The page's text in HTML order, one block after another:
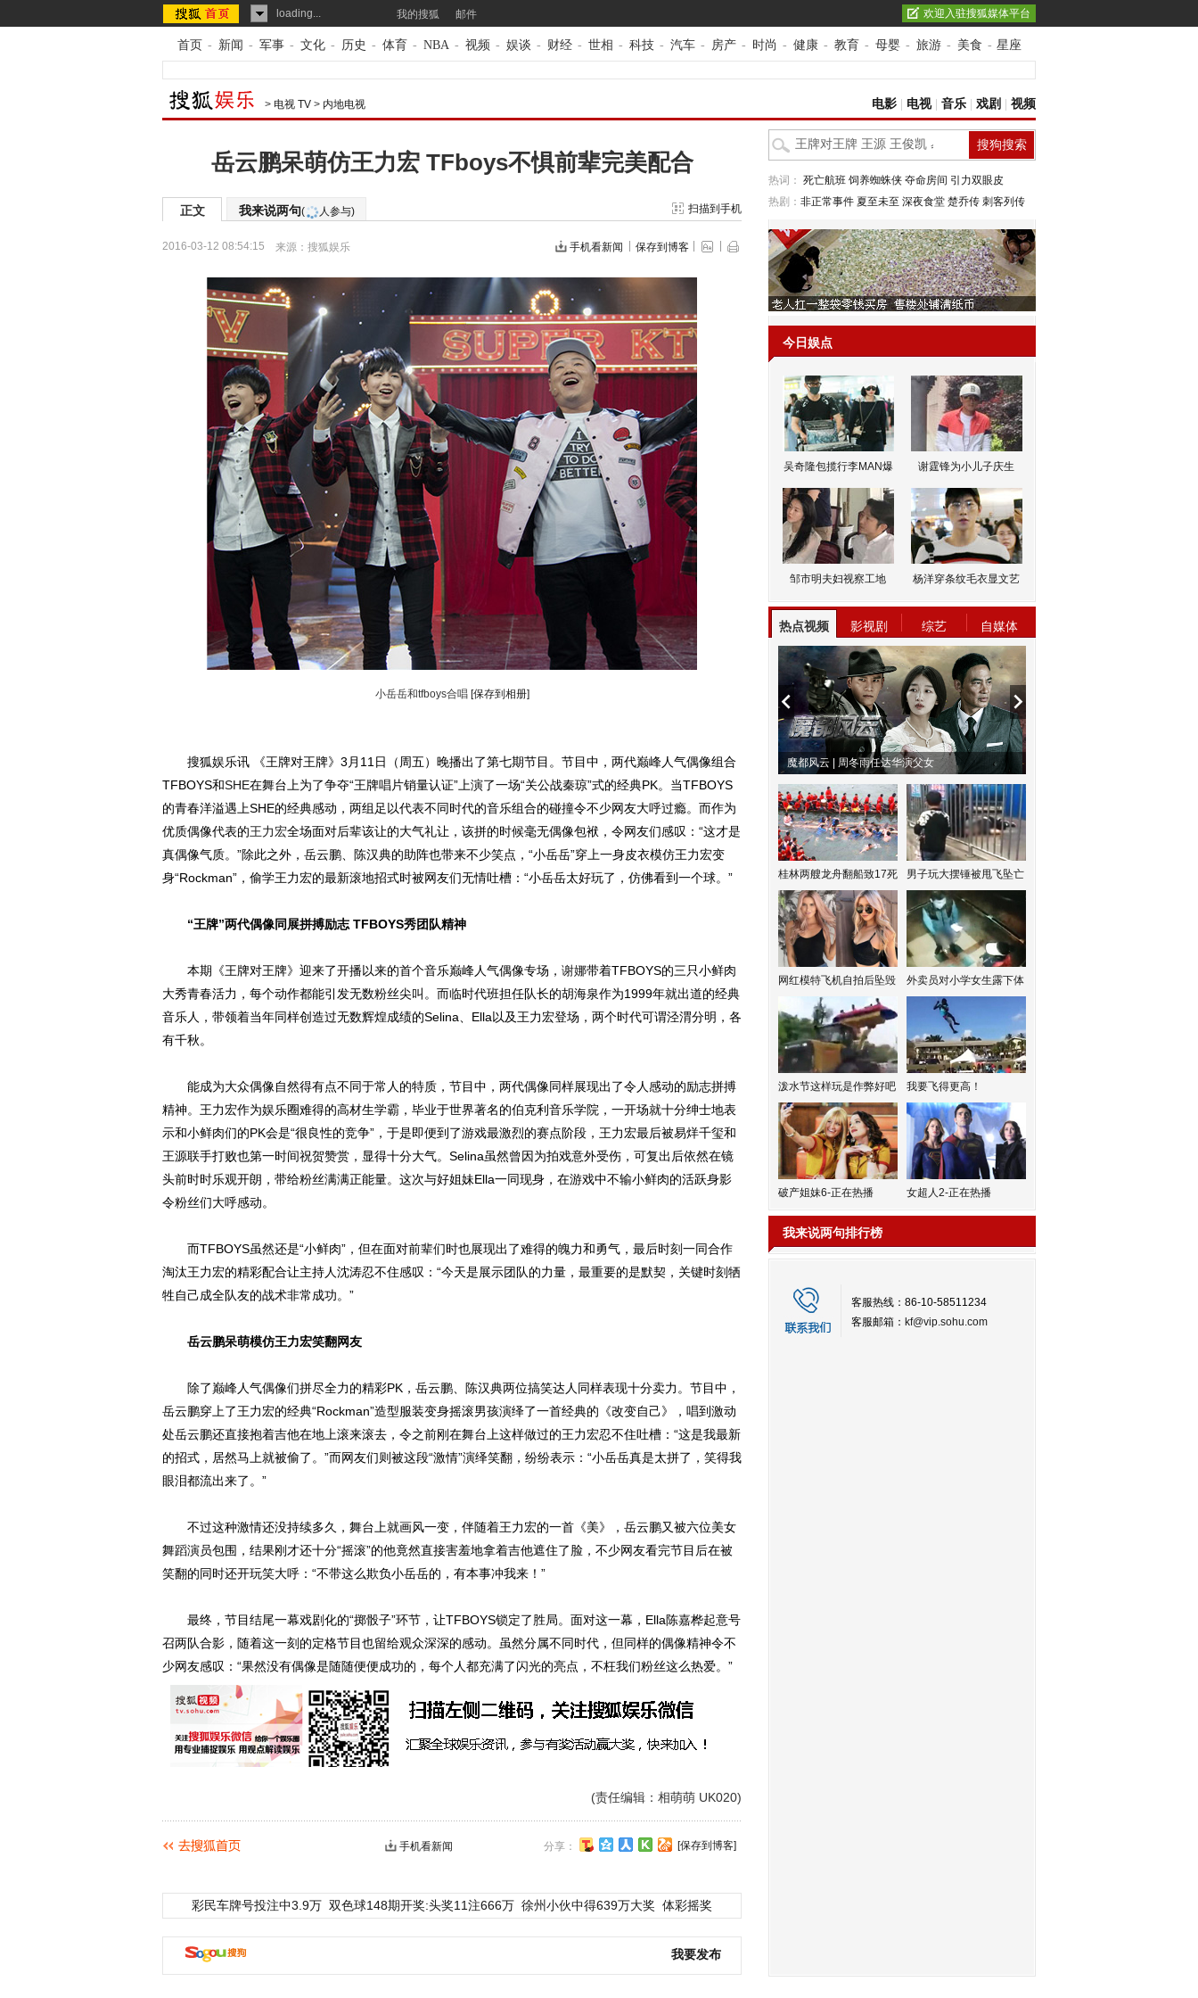
loading... 我的搜狐 邮件 欢迎入驻搜狐媒体平台
首页 - 新闻 - 军事 - 文化 - 历史 - 体育 - NBA - 视频 - 娱谈 - 财经 - 世相 - 科技 - 汽车 - 房产 - 时尚 - 健康 - 教育 - 母婴 - 旅游 - 美食 - 星座
> 电视 TV > 内地电视 电影 电视| 音乐 戏剧 视频
岳云鹏呆萌仿王力宏 TFboys不惧前辈完美配合
正文 我来说两句( 人参与) 扫描到手机
2016-03-12 08:54:15 来源： 搜狐娱乐 手机看新闻 保存到博客
小岳岳和tfboys合唱 [保存到相册]
搜狐娱乐讯 《王牌对王牌》3月11日（周五）晚播出了第七期节目。节目中，两代巅峰人气偶像组合
TFBOYS和SHE在舞台上为了争夺“王牌唱片销量认证”上演了一场“关公战秦琼”式的经典PK。当TFBOYS
的青春洋溢遇上SHE的经典感动，两组足以代表不同时代的音乐组合的碰撞令不少网友大呼过瘾。而作为
优质偶像代表的王力宏全场面对后辈该让的大气礼让，该拼的时候毫无偶像包袱，令网友们感叹：“这才是
真偶像气质。”除此之外，岳云鹏、陈汉典的助阵也带来不少笑点，“小岳岳”穿上一身皮衣模仿王力宏变
身“Rockman”，偷学王力宏的最新滚地招式时被网友们无情吐槽：“小岳岳太好玩了，仿佛看到一个球。”
“王牌”两代偶像同展拼搏励志 TFBOYS秀团队精神
本期《王牌对王牌》迎来了开播以来的首个音乐巅峰人气偶像专场， 谢娜带着TFBOYS的三只小鲜肉
大秀青春活力，每个动作都能引发无数粉丝尖叫。而临时代班担任队长的胡海泉作为1999年就出道的经典
音乐人，带领着当年同样创造过无数辉煌成绩的Selina、Ella以及王力宏登场，两个时代可谓泾渭分明，各
有千秋。
能成为大众偶像自然得有点不同于常人的特质，节目中，两代偶像同样展现出了令人感动的励志拼搏
精神。王力宏作为娱乐圈难得的高材生学霸，毕业于世界著名的伯克利音乐学院，一开场就十分绅士地表
示和小鲜肉们的PK会是“很良性的竞争”，于是即便到了游戏最激烈的赛点阶段，王力宏最后被易烊千玺和
王源联手打败也第一时间祝贺赞赏，显得十分大气。Selina虽然曾因为拍戏意外受伤，可复出后依然在镜
头前时时乐观开朗，带给粉丝满满正能量。这次与好姐妹Ella一同现身，在游戏中不输小鲜肉的活跃身影
令粉丝们大呼感动。
而TFBOYS虽然还是“小鲜肉”，但在面对前辈们时也展现出了难得的魄力和勇气，最后时刻一同合作
淘汰王力宏的精彩配合让主持人沈涛忍不住感叹：“今天是展示团队的力量，最重要的是默契，关键时刻牺
牲自己成全队友的战术非常成功。”
岳云鹏呆萌模仿王力宏笑翻网友
除了巅峰人气偶像们拼尽全力的精彩PK，岳云鹏、陈汉典两位搞笑达人同样表现十分卖力。节目中，
岳云鹏穿上了王力宏的经典“Rockman”造型服装变身摇滚男孩演绎了一首经典的《改变自己》，唱到激动
处岳云鹏还直接抱着吉他在地上滚来滚去，令之前刚在舞台上这样做过的王力宏忍不住吐槽：“这是我最新
的招式，居然马上就被偷了。”而网友们则被这段“激情”演绎笑翻，纷纷表示：“小岳岳真是太拼了，笑得我
眼泪都流出来了。”
不过这种激情还没持续多久，舞台上就画风一变，伴随着王力宏的一首《美》，岳云鹏又被六位美女
舞蹈演员包围，结果刚才还十分“摇滚”的他竟然直接害羞地拿着吉他遮住了脸，不少网友看完节目后在被
笑翻的同时还开玩笑大呼：“不带这么欺负小岳岳的，有本事冲我来！”
最终，节目结尾一幕戏剧化的“掷骰子”环节，让TFBOYS锁定了胜局。面对这一幕，Ella陈嘉桦起意号
召两队合影，随着这一刻的定格节目也留给观众深深的感动。虽然分属不同时代，但同样的偶像精神令不
少网友感叹：“果然没有偶像是随随便便成功的，每个人都充满了闪光的亮点，不枉我们粉丝这么热爱。”
(责任编辑：相萌萌 UK020)
分享： [保存到博客]
手机看新闻
彩民车牌号投注中3.9万 双色球148期开奖:头奖11注666万 徐州小伙中得639万大奖 体彩摇奖
我要发布
热词： 死亡航班 饲养蜘蛛侠 夺命房间 引力双眼皮
热剧： 非正常事件 夏至未至 深夜食堂 楚乔传 刺客列传
今日娱点
吴奇隆包揽行李MAN爆 谢霆锋为小儿子庆生
邹市明夫妇视察工地 杨洋穿条纹毛衣显文艺
热点视频 影视剧 综艺 自媒体
动物系恋人啊 | 钟欣潼体验爱情哲学 南方有乔木 | “科创CP”渐入佳境 魔都风云 | 周冬雨任达华演父女
桂林两艘龙舟翻船致17死 男子玩大摆锤被甩飞坠亡
网红模特飞机自拍后坠毁 外卖员对小学女生露下体
泼水节这样玩是作弊好吧 我要飞得更高！
破产姐妹6-正在热播 女超人2-正在热播
我来说两句排行榜
客服热线：86-10-58511234
客服邮箱： kf@vip.sohu.com